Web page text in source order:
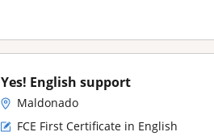
Yes! English support
Maldonado
FCE First Certificate in English